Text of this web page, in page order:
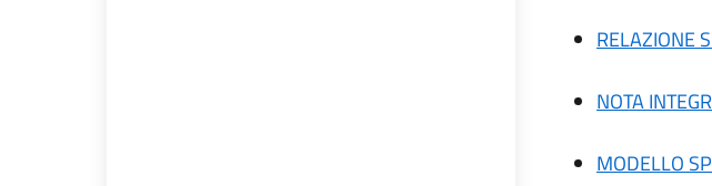
RELAZIONE
NOTA
MODELLO SP